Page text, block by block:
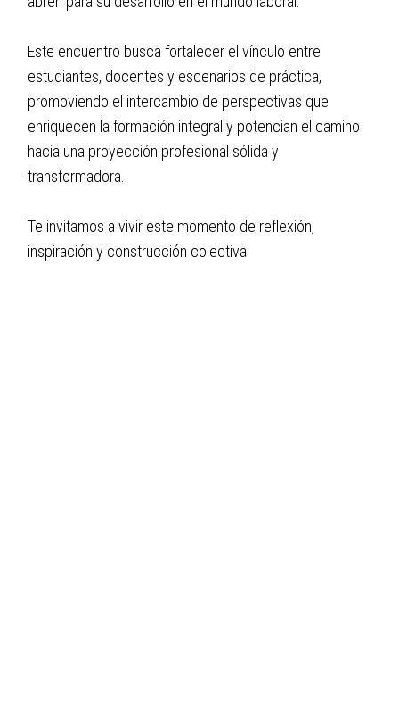
Este encuentro busca fortalecer el vínculo entre
estudiantes, docentes y escenarios de práctica,
promoviendo el intercambio de perspectivas que
enriquecen la formación integral y potencian el camino
hacia una proyección profesional sólida y
transformadora.
Te invitamos a vivir este momento de reflexión,
inspiración y construcción colectiva.